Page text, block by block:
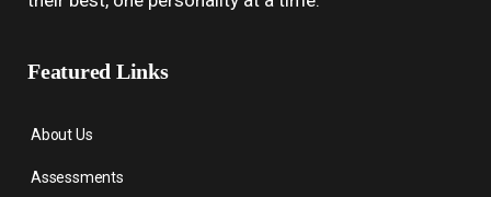
Featured Links
About Us
Assessments